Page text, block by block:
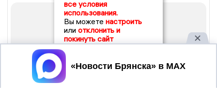
все условия
использования.
Вы можете настроить
или отклонить и
покинуть сайт
Принять